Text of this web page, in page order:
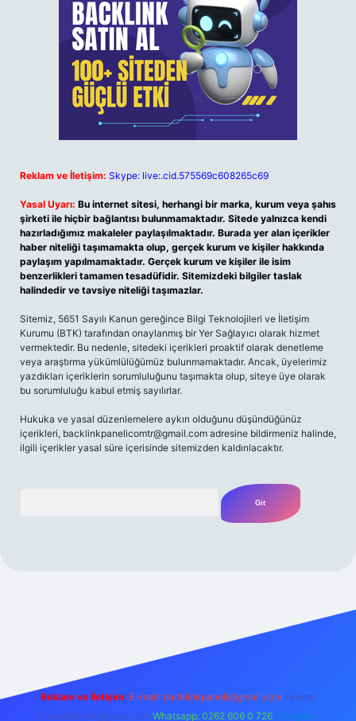
Reklam ve İletişim: Skype: live:.cid.575569c608265c69
Yasal Uyarı: Bu internet sitesi, herhangi bir marka, kurum veya şahıs
şirketi ile hiçbir bağlantısı bulunmamaktadır. Sitede yalnızca kendi
hazırladığımız makaleler paylaşılmaktadır. Burada yer alan içerikler
haber niteliği taşımamakta olup, gerçek kurum ve kişiler hakkında
paylaşım yapılmamaktadır. Gerçek kurum ve kişiler ile isim
benzerlikleri tamamen tesadüfidir. Sitemizdeki bilgiler taslak
halindedir ve tavsiye niteliği taşımazlar.
Sitemiz, 5651 Sayılı Kanun gereğince Bilgi Teknolojileri ve İletişim
Kurumu (BTK) tarafından onaylanmış bir Yer Sağlayıcı olarak hizmet
vermektedir. Bu nedenle, sitedeki içerikleri proaktif olarak denetleme
veya araştırma yükümlülüğümüz bulunmamaktadır. Ancak, üyelerimiz
yazdıkları içeriklerin sorumluluğunu taşımakta olup, siteye üye olarak
bu sorumluluğu kabul etmiş sayılırlar.
Hukuka ve yasal düzenlemelere aykırı olduğunu düşündüğünüz
içerikleri, backlinkpanelicomtr@gmail.com adresine bildirmeniz halinde,
ilgili içerikler yasal süre içerisinde sitemizden kaldırılacaktır.
m elexbet
Reklam ve İletişim: E-mail: backlinkpaneli@gmail.com Teams:
forumhizmeti@gmail.com Whatsapp: 0262 606 0 726 Telegram: